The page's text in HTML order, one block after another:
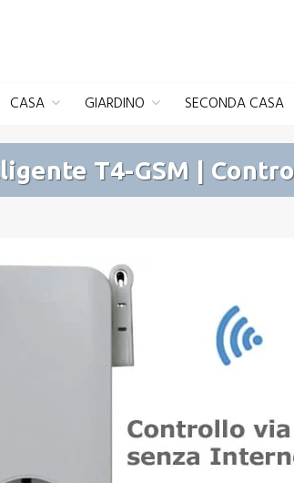
CASA GIARDINO SECONDA CASA
T4-GSM |